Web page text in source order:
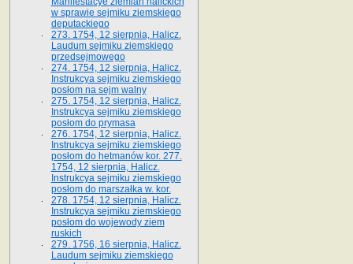
w sprawie sejmiku ziemskiego
deputackiego
273. 1754, 12 sierpnia, Halicz.
Laudum sejmiku ziemskiego
przedsejmowego
274. 1754, 12 sierpnia, Halicz.
Instrukcya sejmiku ziemskiego
posłom na sejm walny
275. 1754, 12 sierpnia, Halicz.
Instrukcya sejmiku ziemskiego
posłom do prymasa
276. 1754, 12 sierpnia, Halicz.
Instrukcya sejmiku ziemskiego
posłom do hetmanów kor. 277.
1754, 12 sierpnia, Halicz.
Instrukcya sejmiku ziemskiego
posłom do marszałka w. kor.
278. 1754, 12 sierpnia, Halicz.
Instrukcya sejmiku ziemskiego
posłom do wojewody ziem
ruskich
279. 1756, 16 sierpnia, Halicz.
Laudum sejmiku ziemskiego